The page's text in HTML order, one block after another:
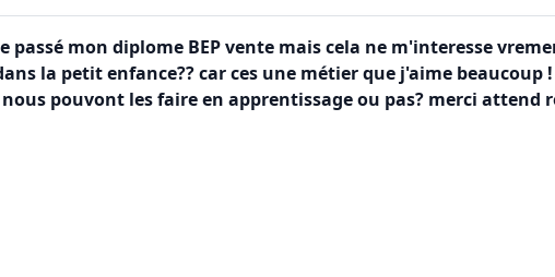
passé mon diplome BEP vente mais cela ne m'interesse
la petit enfance?? car ces une métier que j'aime beaucoup
pouvont les faire en apprentissage ou pas? merci attend